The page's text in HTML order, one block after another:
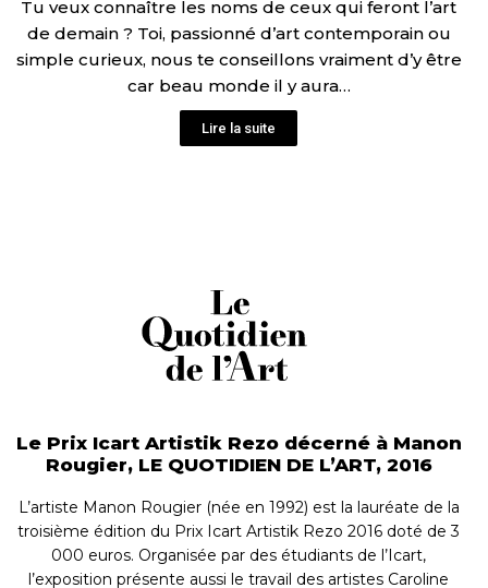
Tu veux connaître les noms de ceux qui feront l’art
de demain ? Toi, passionné d’art contemporain ou
simple curieux, nous te conseillons vraiment d’y être
car beau monde il y aura…
Lire la suite
Le Prix Icart Artistik Rezo décerné à Manon
Rougier, LE QUOTIDIEN DE L’ART, 2016
L’artiste Manon Rougier (née en 1992) est la lauréate de la
troisième édition du Prix Icart Artistik Rezo 2016 doté de 3
000 euros. Organisée par des étudiants de l’Icart,
l’exposition présente aussi le travail des artistes Caroline